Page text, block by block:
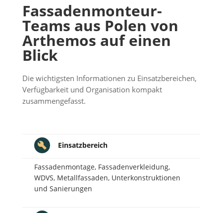
Fassadenmonteur-
Teams aus Polen von
Arthemos auf einen
Blick
Die wichtigsten Informationen zu Einsatzbereichen,
Verfügbarkeit und Organisation kompakt
zusammengefasst.
Einsatzbereich
Fassadenmontage, Fassadenverkleidung,
WDVS, Metallfassaden, Unterkonstruktionen
und Sanierungen